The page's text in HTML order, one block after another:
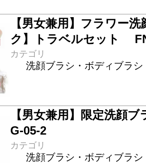
【男女兼用】フラワー
ク】トラベルセット
カテゴリ
洗顔ブラシ・ボディブラ
【男女兼用】限定洗顔
G-05-2
カテゴリ
洗顔ブラシ・ボディブラ